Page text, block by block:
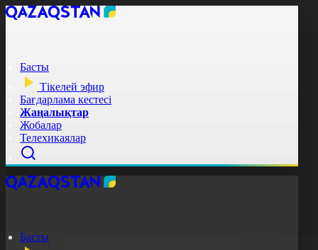
Басты
Тікелей эфир
Бағдарлама кестесі
Жаңалықтар
Жобалар
Телехикаялар
Басты